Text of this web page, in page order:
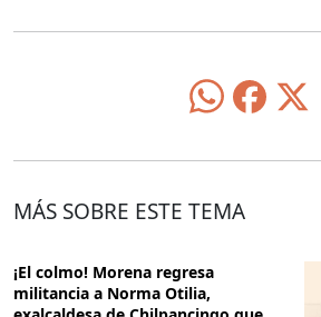
MÁS SOBRE ESTE TEMA
¡El colmo! Morena regresa
militancia a Norma Otilia,